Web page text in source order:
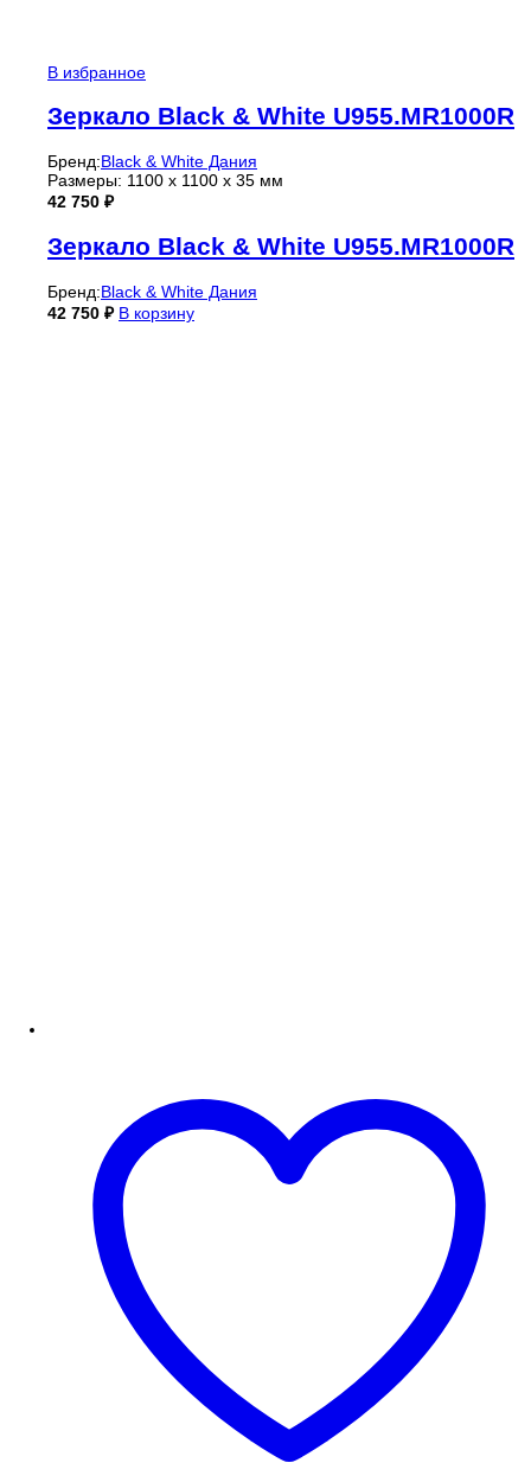
В избранное
Зеркало Black & White U955.MR1000R
Бренд:Black & White Дания
Размеры: 1100 x 1100 x 35 мм
42 750 ₽
Зеркало Black & White U955.MR1000R
Бренд:Black & White Дания
42 750 ₽ В корзину